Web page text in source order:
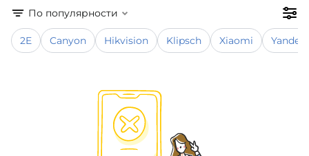
По популярности
2E Canyon Hikvision Klipsch Xiaomi Yandex